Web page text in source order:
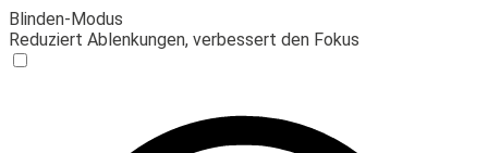
Blinden-Modus
Reduziert Ablenkungen, verbessert den Fokus